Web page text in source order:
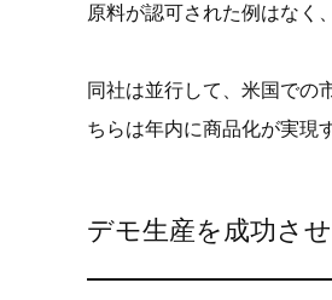
原料が認可された例はなく
同社は並行して、米国での
ちらは年内に商品化が実現
デモ生産を成功さ